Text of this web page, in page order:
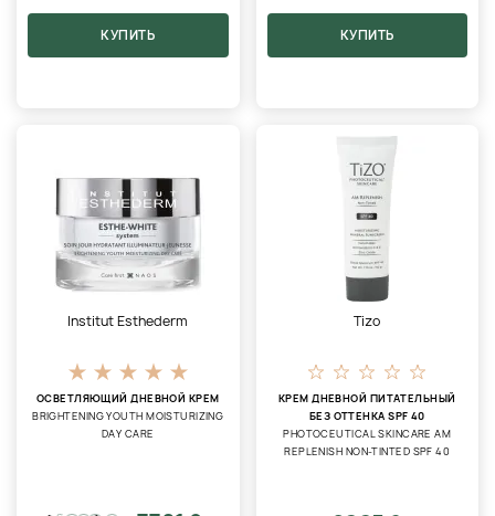
КУПИТЬ КУПИТЬ
Institut Esthederm
ОСВЕТЛЯЮЩИЙ ДНЕВНОЙ КРЕМ
BRIGHTENING YOUTH MOISTURIZING
DAY CARE
Tizo
КРЕМ ДНЕВНОЙ ПИТАТЕЛЬНЫЙ
БЕЗ ОТТЕНКА SPF 40
PHOTOCEUTICAL SKINCARE AM
REPLENISH NON-TINTED SPF 40